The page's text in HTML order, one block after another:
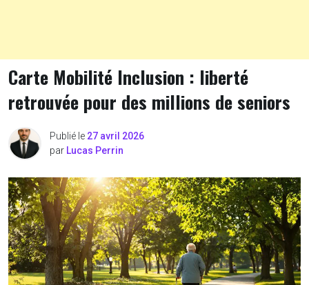
Carte Mobilité Inclusion : liberté
retrouvée pour des millions de seniors
Publié le 27 avril 2026
par Lucas Perrin